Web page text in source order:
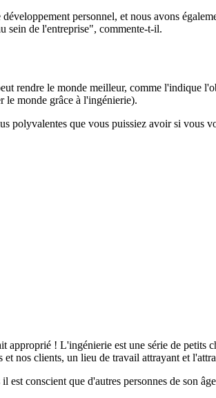
personnel, et nous avons
sein de l'entreprise", commente-t-il.
rendre le monde meilleur, comme l'indique
le monde grâce à l'ingénierie).
polyvalentes que vous puissiez avoir si vous
approprié ! L'ingénierie est une série de
nos clients, un lieu de travail attrayant et
conscient que d'autres personnes de son